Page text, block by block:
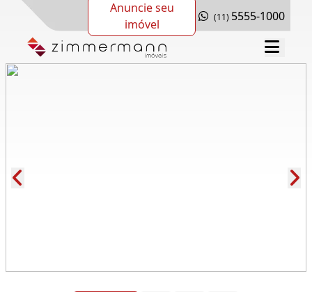
Anuncie seu
imóvel
(11) 5555-1000